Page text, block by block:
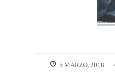
5 MARZO, 2018